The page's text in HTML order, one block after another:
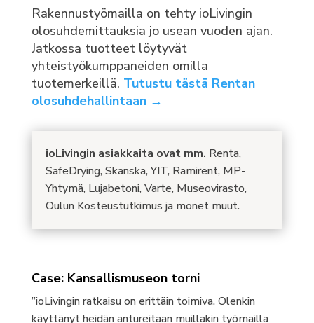
Rakennustyömailla on tehty ioLivingin
olosuhdemittauksia jo usean vuoden ajan.
Jatkossa tuotteet löytyvät
yhteistyökumppaneiden omilla
tuotemerkeillä. Tutustu tästä Rentan
olosuhdehallintaan →
ioLivingin asiakkaita ovat mm. Renta,
SafeDrying, Skanska, YIT, Ramirent, MP-
Yhtymä, Lujabetoni, Varte, Museovirasto,
Oulun Kosteustutkimus ja monet muut.
Case: Kansallismuseon torni
”ioLivingin ratkaisu on erittäin toimiva. Olenkin
käyttänyt heidän antureitaan muillakin työmailla